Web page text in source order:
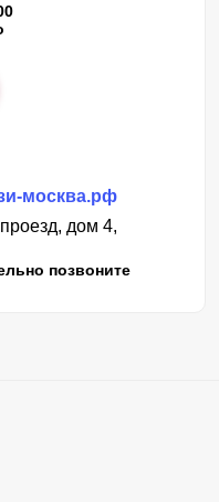
москва.рф
дом 4,
позвоните